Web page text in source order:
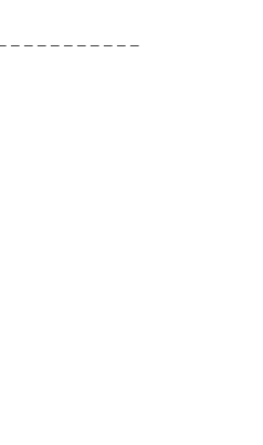
– – – – – – – – – –